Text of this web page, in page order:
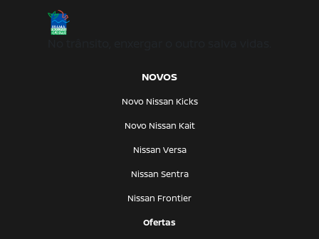
NOVOS
Novo Nissan Kicks
Novo Nissan Kait
Nissan Versa
Nissan Sentra
Nissan Frontier
Ofertas